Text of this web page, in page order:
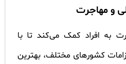
و مهاجرت
به افراد کمک می‌کند تا با
کشورهای مختلف، بهترین